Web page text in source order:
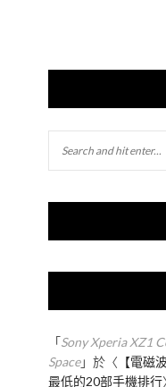
「Sony Xperia XZ1
Space」於〈 【電磁
最低的20部手機排行